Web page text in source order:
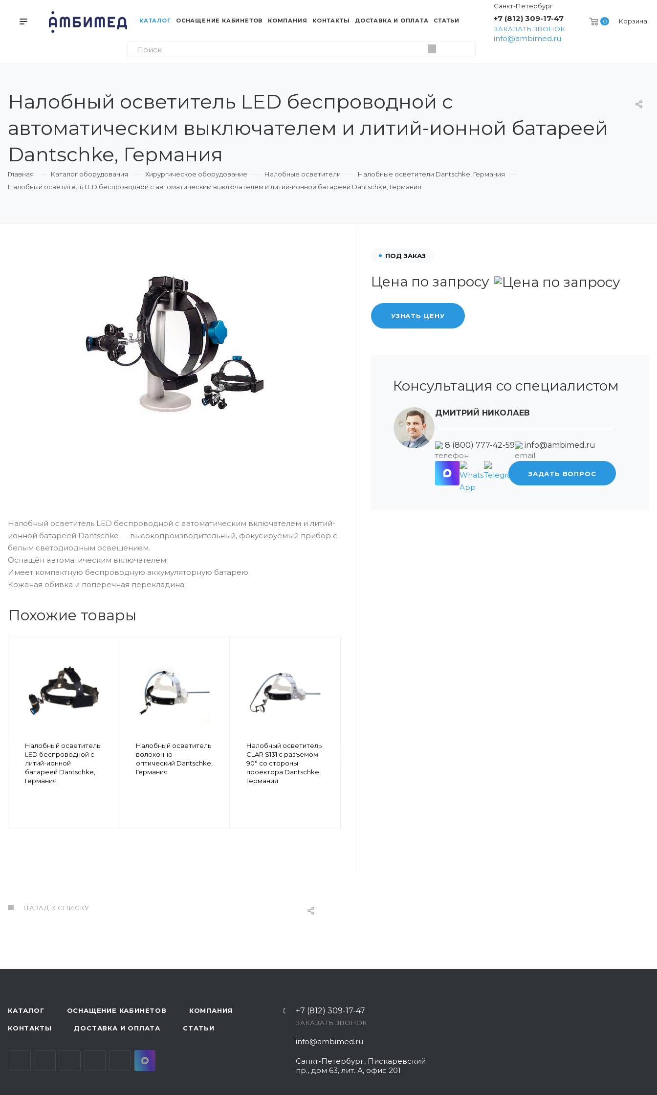
0 Корзина
Санкт-Петербург
+7 (812) 309-17-47
ЗАКАЗАТЬ ЗВОНОК
info@ambimed.ru
КАТАЛОГ ОСНАЩЕНИЕ КАБИНЕТОВ КОМПАНИЯ КОНТАКТЫ ДОСТАВКА И ОПЛАТА СТАТЬИ
Налобный осветитель LED беспроводной c
автоматическим выключателем и литий-ионной батареей
Dantschke, Германия
Главная Каталог оборудования Хирургическое оборудование Налобные осветители
Налобные осветители Dantschke, Германия
Налобный осветитель LED беспроводной c автоматическим выключателем и литий-ионной батареей Dantschke, Германия
ПОД ЗАКАЗ
Цена по запросу
УЗНАТЬ ЦЕНУ
Консультация со специалистом
ДМИТРИЙ НИКОЛАЕВ
8 (800) 777-42-59 info@ambimed.ru
ЗАДАТЬ ВОПРОС
Налобный осветитель LED беспроводной c автоматическим включателем и литий-
ионной батареей Dantschke — высокопроизводительный, фокусируемый прибор с
белым светодиодным освещением.
Оснащён автоматическим включателем;
Имеет компактную беспроводную аккумуляторную батарею;
Кожаная обивка и поперечная перекладина.
Похожие товары
Налобный осветитель
LED беспроводной с
литий-ионной
батареей Dantschke,
Германия
Налобный осветитель
волоконно-
оптический Dantschke,
Германия
Налобный осветитель
CLAR S131 c разъемом
90° со стороны
проектора Dantschke,
Германия
НАЗАД К СПИСКУ
КАТАЛОГ ОСНАЩЕНИЕ КАБИНЕТОВ КОМПАНИЯ
КОНТАКТЫ ДОСТАВКА И ОПЛАТА СТАТЬИ
+7 (812) 309-17-47
ЗАКАЗАТЬ ЗВОНОК
info@ambimed.ru
Санкт-Петербург, Пискаревский
пр., дом 63, лит. А, офис 201